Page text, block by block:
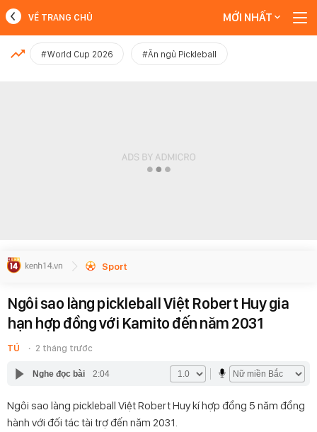
MỚI NHẤT
VỀ TRANG CHỦ MỚI NHẤT
#World Cup 2026 #Ăn ngủ Pickleball
Sport
Ngôi sao làng pickleball Việt Robert Huy gia
hạn hợp đồng với Kamito đến năm 2031
TÚ 2 tháng trước
Nghe đọc bài 2:04
Ngôi sao làng pickleball Việt Robert Huy kí hợp đồng 5 năm đồng
hành với đối tác tài trợ đến năm 2031.